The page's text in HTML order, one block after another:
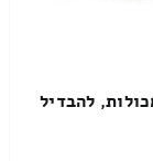
להבדיל